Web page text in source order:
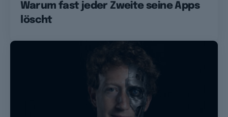
Warum fast jeder Zweite seine Apps
löscht